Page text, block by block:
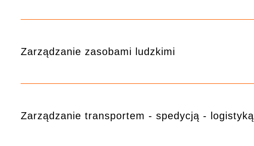
Zarządzanie zasobami ludzkimi
Zarządzanie transportem - spedycją - logistyką